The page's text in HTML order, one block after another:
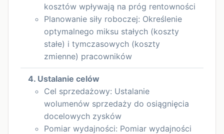
kosztów wpływają na próg rentowności
Planowanie siły roboczej: Określenie
optymalnego miksu stałych (koszty
stałe) i tymczasowych (koszty
zmienne) pracowników
4. Ustalanie celów
Cel sprzedażowy: Ustalanie
wolumenów sprzedaży do osiągnięcia
docelowych zysków
Pomiar wydajności: Pomiar wydajności